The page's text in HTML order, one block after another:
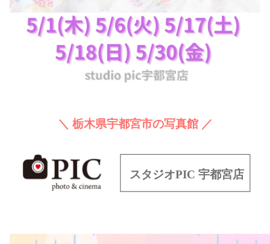
＼ 栃木県宇都宮市の写真館 ／